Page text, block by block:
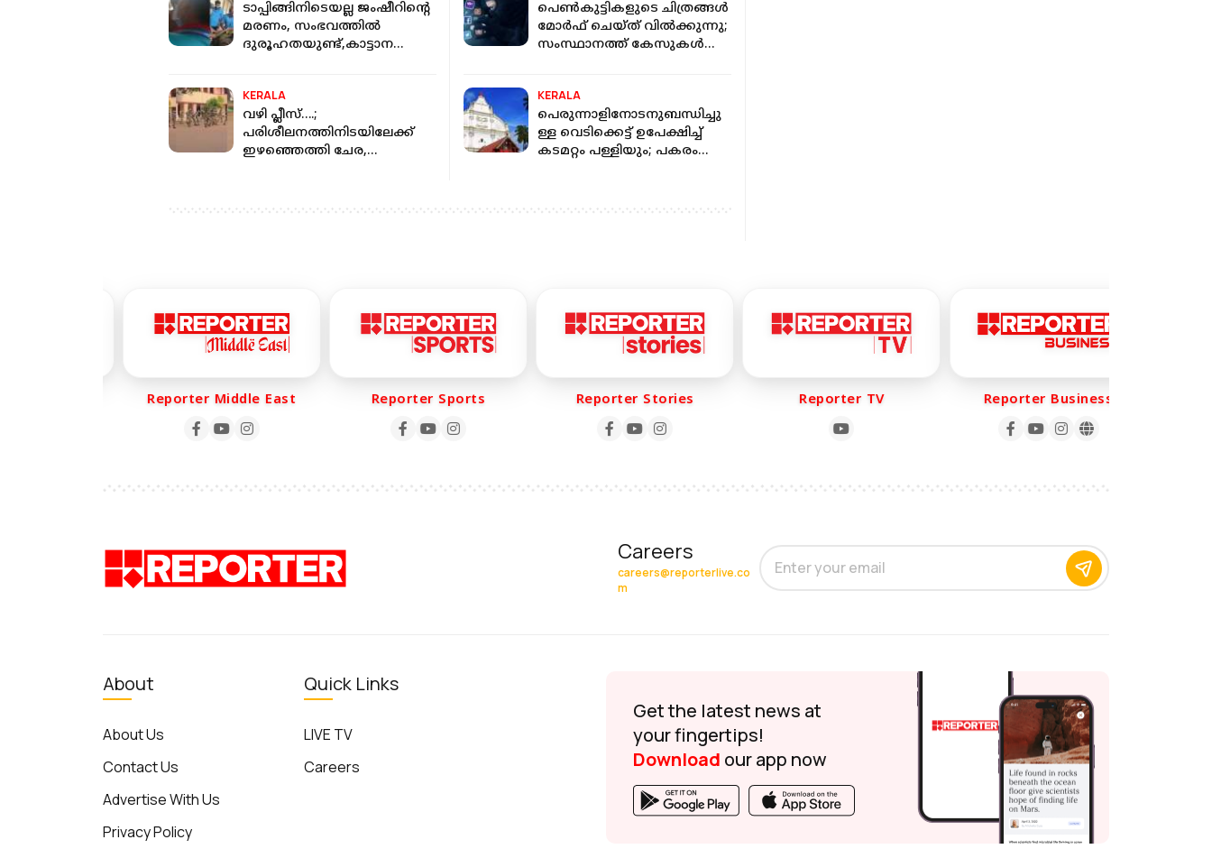
ടാപ്പിങ്ങിനിടെയല്ല ജംഷീറിന്റെ
മരണം, സംഭവത്തിൽ
ദുരൂഹതയുണ്ട്,കാട്ടാന
പെണ്‍കുട്ടികളുടെ ചിത്രങ്ങള്‍
മോര്‍ഫ് ചെയ്ത് വില്‍ക്കുന്നു;
സംസ്ഥാനത്ത് കേസുകള്‍
KERALA
വഴി പ്ലീസ്….;
പരിശീലനത്തിനിടയിലേക്ക്
ഇഴഞ്ഞെത്തി ചേര,
KERALA
പെരുന്നാളിനോടനുബന്ധിച്ചു
ള്ള വെടിക്കെട്ട് ഉപേക്ഷിച്ച്
കടമറ്റം പള്ളിയും; പകരം
Reporter Middle East Reporter Sports Reporter Stories Reporter TV Reporter Business
Careers
careers@reporterlive.co
m
About
About Us
Contact Us
Advertise With Us
Privacy Policy
Quick Links
LIVE TV
Careers
Get the latest news at
your fingertips!
Download our app now